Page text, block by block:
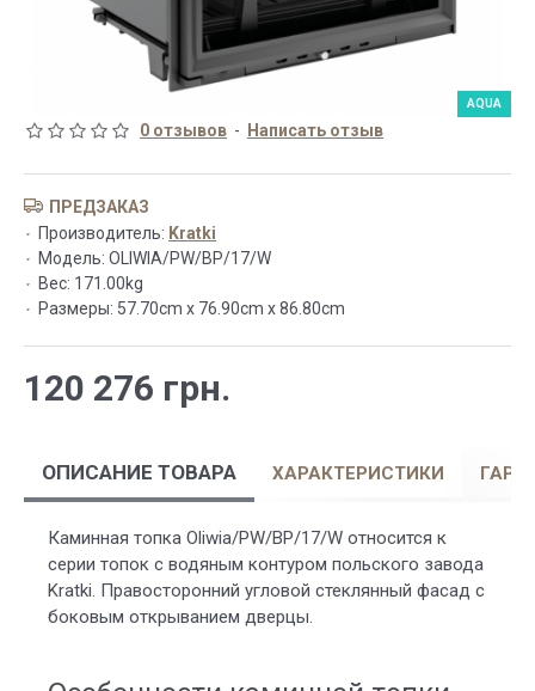
AQUA
0 отзывов - Написать отзыв
120 276 грн.
ПРЕДЗАКАЗ
Производитель: Kratki
Модель: OLIWIA/PW/BP/17/W
Вес: 171.00kg
Размеры: 57.70cm x 76.90cm x 86.80cm
ОПИСАНИЕ ТОВАРА ХАРАКТЕРИСТИКИ
Каминная топка Oliwia/PW/BP/17/W относится к
серии топок с водяным контуром польского завода
Kratki. Правосторонний угловой стеклянный фасад с
боковым открыванием дверцы.